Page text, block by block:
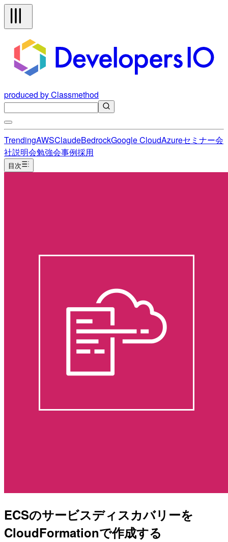
produced by Classmethod
TrendingAWSClaudeBedrockGoogle CloudAzureセミナー会
社説明会勉強会事例採用
目次
ECSのサービスディスカバリーを
CloudFormationで作成する